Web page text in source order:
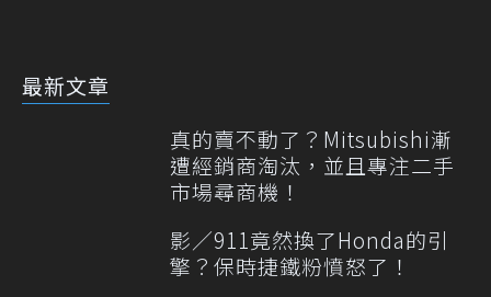
最新文章
真的賣不動了？Mitsubishi漸
遭經銷商淘汰，並且專注二手
市場尋商機！
影／911竟然換了Honda的引
擎？保時捷鐵粉憤怒了！